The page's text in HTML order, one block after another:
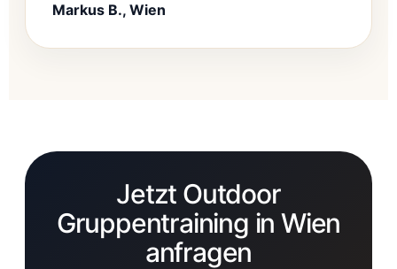
Markus B., Wien
Jetzt Outdoor
Gruppentraining in Wien
anfragen